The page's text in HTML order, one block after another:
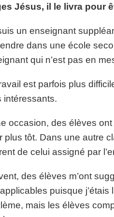
www.lafoiapostolique.org/wp-
lasse-rempli-de-tritesse.mp3
Jésus, il le livra pour
un enseignant
dans une école
qui n’est pas en
est parfois plus
intéressants.
occasion, des élèves
plus tôt. Dans une autre
de celui assigné par
des élèves m’ont
puisque
mais les élèves